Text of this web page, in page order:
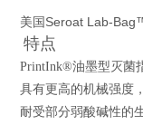
美国Seroat Lab-
特点
PrintInk®油墨型灭菌
具有更高的机械强度
耐受部分弱酸碱性的